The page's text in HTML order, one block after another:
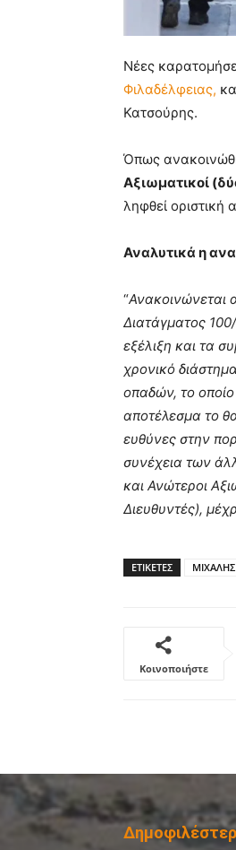
Νέες
Φιλαδέλφειας,
Κατσούρης.
Όπως
Αξιωματικοί
ληφθεί
Αναλυτικά η
“Ανακοινώνεται
Διατάγματος
εξέλιξη και τα
χρονικό
οπαδών, το
αποτέλεσμα το
ευθύνες στην
συνέχεια των
και Ανώτεροι
Διευθυντές),
ΕΤΙΚΕΤΕΣ
Κοινοποιήστε